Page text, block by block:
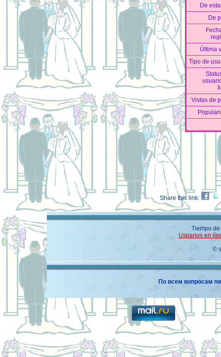
De
De
Última
Tipo de
Vistas de
Share this link:
Tiempo
Usuarios en
©
По всем вопросам